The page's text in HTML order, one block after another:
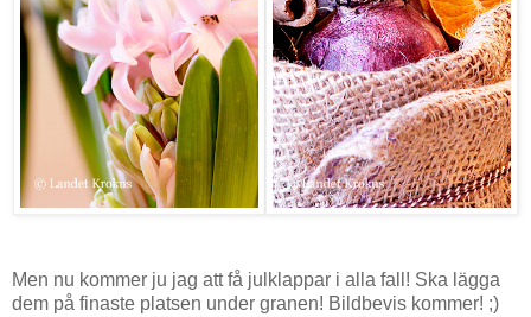
Men nu kommer ju jag att få julklappar i alla fall! Ska lägga
dem på finaste platsen under granen! Bildbevis kommer! ;)